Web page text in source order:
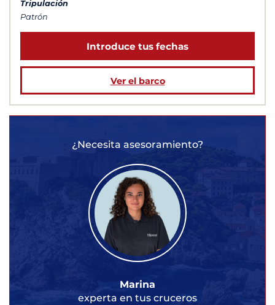
Tripulación
Patrón
Introduce tus fechas
Ver el barco
¿Necesita asesoramiento?
Marina
experta en tus cruceros